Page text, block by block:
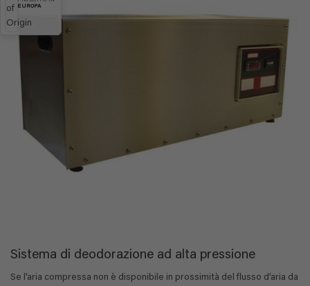
EUROPA
Sistema di deodorazione ad alta pressione
Se l’aria compressa non è disponibile in prossimità del flusso d’aria da